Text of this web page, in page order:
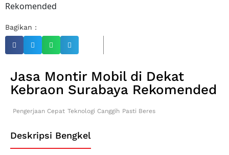
Rekomended
Bagikan :
Jasa Montir Mobil di Dekat
Kebraon Surabaya Rekomended
Pengerjaan Cepat Teknologi Canggih Pasti Beres
Deskripsi Bengkel